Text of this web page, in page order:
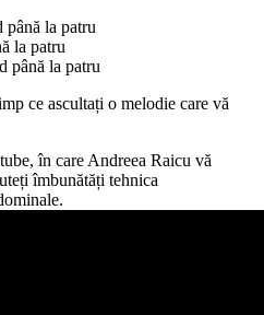
până la patru
la patru
până la patru
ce ascultați o melodie care vă
în care Andreea Raicu vă
îmbunătăți tehnica